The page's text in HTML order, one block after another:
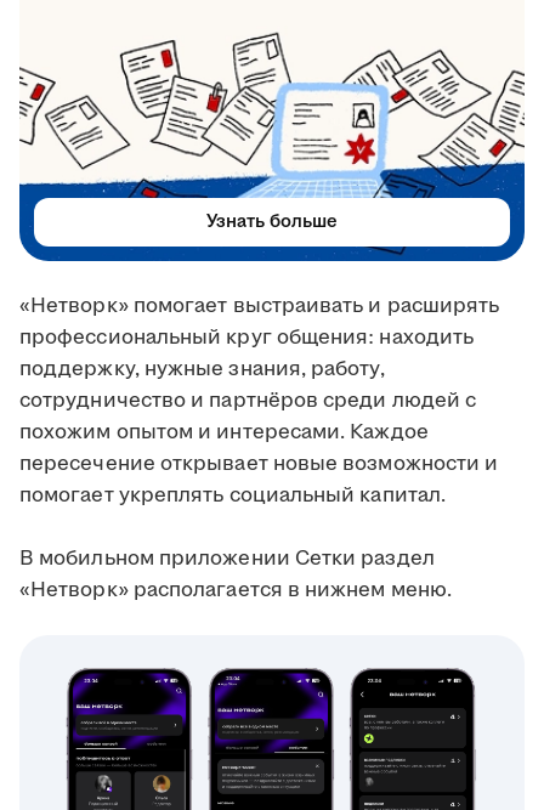
«Нетворк» помогает выстраивать и расширять
профессиональный круг общения: находить
поддержку, нужные знания, работу,
сотрудничество и партнёров среди людей с
похожим опытом и интересами. Каждое
пересечение открывает новые возможности и
помогает укреплять социальный капитал.
В мобильном приложении Сетки раздел
«Нетворк» располагается в нижнем меню.
Узнать больше